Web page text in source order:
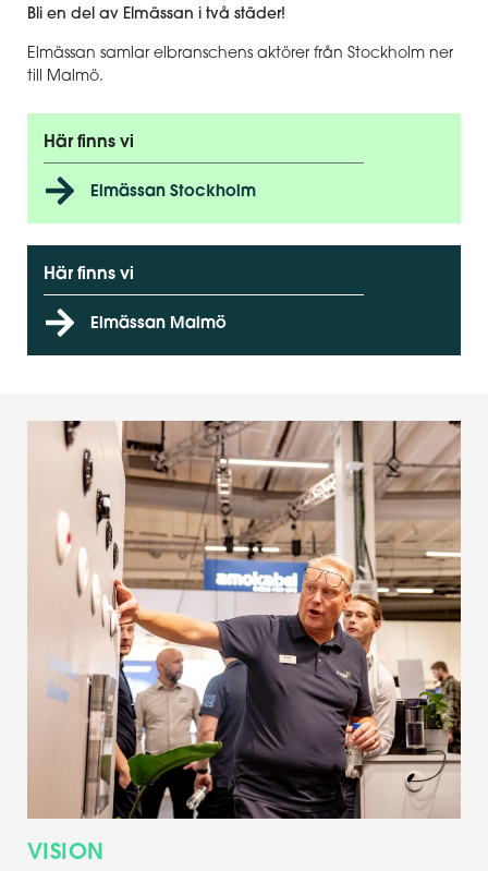
Bli en del av Elmässan i två städer!
Elmässan samlar elbranschens aktörer från Stockholm ner
till Malmö.
Här finns vi
Elmässan Stockholm
Här finns vi
Elmässan Malmö
VISION